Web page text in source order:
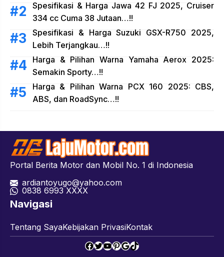
Spesifikasi & Harga Jawa 42 FJ 2025, Cruiser
334 cc Cuma 38 Jutaan…!!
Spesifikasi & Harga Suzuki GSX-R750 2025,
Lebih Terjangkau…!!
Harga & Pilihan Warna Yamaha Aerox 2025:
Semakin Sporty…!!
Harga & Pilihan Warna PCX 160 2025: CBS,
ABS, dan RoadSync…!!
Portal Berita Motor dan Mobil No. 1 di Indonesia
ardiantoyugo@yahoo.com
0838 6993 XXXX
Navigasi
Tentang SayaKebijakan PrivasiKontak
Facebook
Twitter
YouTube
Pinterest
Google
TikTok